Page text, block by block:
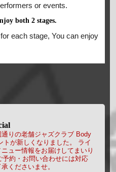
or events.
both 2 stages.
each stage, You can enjoy
りの老舗ジャズクラブ Body
が新しくなりました。
ライ
ュー情報をお届けしてまいり
約・お問い合わせには対応
くださいませ。